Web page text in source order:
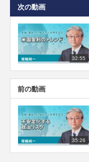
次の動画
32:55
前の動画
35:26